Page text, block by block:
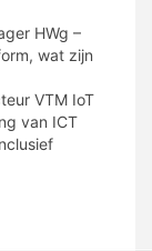
HWg –
wat zijn
VTM IoT
van ICT